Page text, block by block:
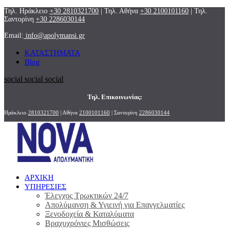
Τηλ. Ηράκλειο +30 2810321700 | Τηλ. Αθήνα +30 2100101160 | Τηλ.
Σαντορίνη +30 2286030144
Email: info@apolymansi.gr
ΚΑΤΑΣΤΗΜΑΤΑ
Blog
social social social
Τηλ. Επικοινωνίας:
Ηράκλειο 2810321700 | Αθήνα 2100101160 | Σαντορίνη 2286030144
ΑΡΧΙΚΗ
ΥΠΗΡΕΣΙΕΣ
Έλεγχος Τρωκτικών 24/7
Απολύμανση & Υγιεινή για Επαγγελματίες
Ξενοδοχεία & Καταλύματα
Βραχυχρόνιες Μισθώσεις